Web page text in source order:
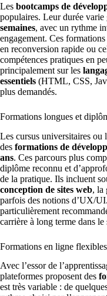
Les bootcamps de
populaires. Leur durée varie
semaines, avec un rythme
engagement. Ces
en reconversion rapide ou
compétences pratiques en
principalement sur les
essentiels (HTML, CSS,
plus demandés.
Formations longues et
Les cursus universitaires ou
des formations de
ans. Ces parcours plus
diplôme reconnu et
de la pratique. Ils incluent
conception de sites web, la
parfois des notions d’UX/
particulièrement
carrière à long terme dans le
Formations en ligne flexibles
Avec l’essor de
plateformes proposent des
est très variable : de